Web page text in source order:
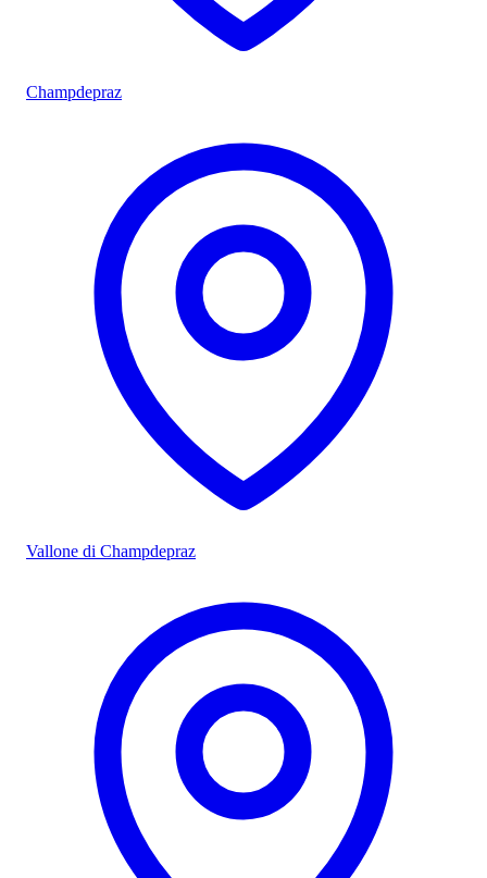
Champdepraz
Vallone di Champdepraz